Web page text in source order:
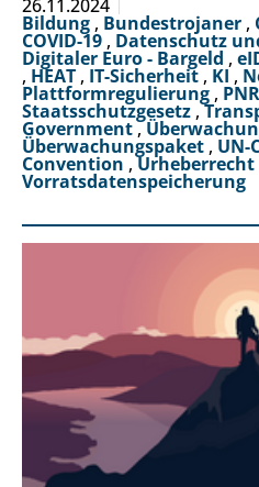
26.11.2024
Bildung , Bundestrojaner ,
COVID-19 , Datenschutz
Digitaler Euro - Bargeld ,
, HEAT , IT-Sicherheit , KI ,
Plattformregulierung , PNR
Staatsschutzgesetz ,
Government,
Überwachungspaket , UN-
Convention ,Urheberrecht
Vorratsdatenspeicherung